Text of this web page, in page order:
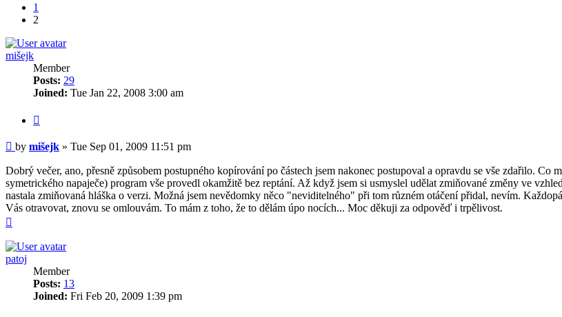
1
2
mišejk
Member
Posts: 29
Joined: Tue Jan 22, 2008 3:00 am
Post
by mišejk » Tue Sep 01, 2009 11:51 pm
Dobrý večer, ano, přesně způsobem postupného kopírování po částech jsem nakonec postupoval a opravdu se vše zdařilo.
symetrického napaječe) program vše provedl okamžitě bez reptání. Až když jsem si usmyslel udělat zmiňované změny ve
nastala zmiňovaná hláška o verzi. Možná jsem nevědomky něco "neviditelného" při tom různém otáčení přidal, nevím.
Vás otravovat, znovu se omlouvám. To mám z toho, že to dělám úpo nocích... Moc děkuji za odpověď i trpělivost.
patoj
Member
Posts: 13
Joined: Fri Feb 20, 2009 1:39 pm